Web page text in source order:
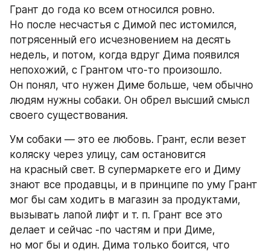
Грант до года ко всем относился ровно.
Но после несчастья с Димой пес истомился,
потрясенный его исчезновением на десять
недель, и потом, когда вдруг Дима появился
непохожий, с Грантом что-то произошло.
Он понял, что нужен Диме больше, чем обычно
людям нужны собаки. Он обрел высший смысл
своего существования.
Ум собаки — это ее любовь. Грант, если везет
коляску через улицу, сам остановится
на красный свет. В супермаркете его и Диму
знают все продавцы, и в принципе по уму Грант
мог бы сам ходить в магазин за продуктами,
вызывать лапой лифт и т. п. Грант все это
делает и сейчас -по частям и при Диме,
но мог бы и один. Дима только боится, что